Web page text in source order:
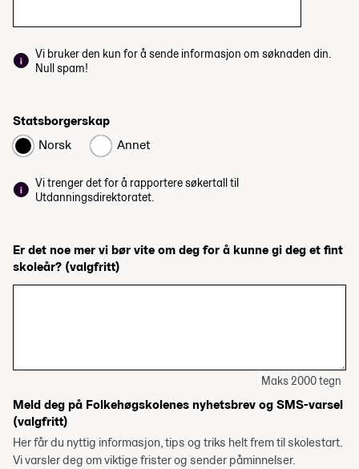
Vi bruker den kun for å sende informasjon om søknaden din.
Null spam!
Statsborgerskap
Norsk
Annet
Vi trenger det for å rapportere søkertall til
Utdanningsdirektoratet.
Er det noe mer vi bør vite om deg for å kunne gi deg et fint
skoleår? (valgfritt)
Maks 2000 tegn
Meld deg på Folkehøgskolenes nyhetsbrev og SMS-varsel
(valgfritt)
Her får du nyttig informasjon, tips og triks helt frem til skolestart.
Vi varsler deg om viktige frister og sender påminnelser.